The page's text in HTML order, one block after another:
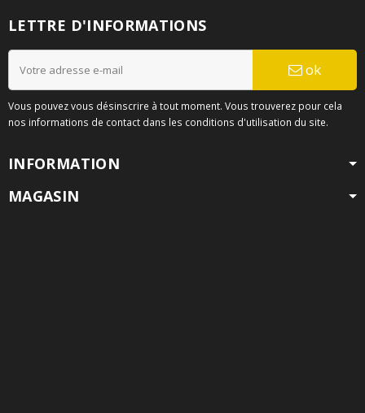
LETTRE D'INFORMATIONS
ok
Vous pouvez vous désinscrire à tout moment. Vous trouverez pour cela
nos informations de contact dans les conditions d'utilisation du site.
INFORMATION
MAGASIN